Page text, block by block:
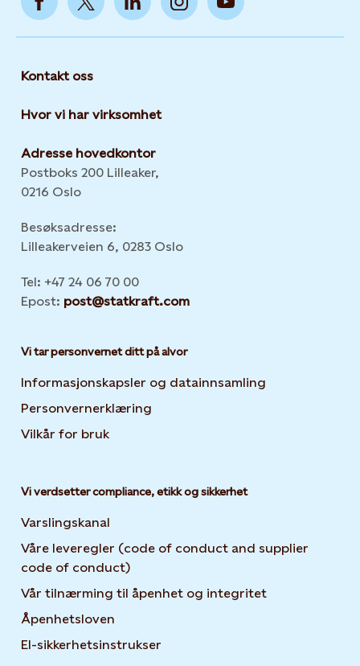
Kontakt oss
Hvor vi har virksomhet
Adresse hovedkontor
Postboks 200 Lilleaker,
0216 Oslo
Besøksadresse:
Lilleakerveien 6, 0283 Oslo
Tel: +47 24 06 70 00
Epost: post@statkraft.com
Vi tar personvernet ditt på alvor
Informasjonskapsler og datainnsamling
Personvernerklæring
Vilkår for bruk
Vi verdsetter compliance, etikk og sikkerhet
Varslingskanal
Våre leveregler (code of conduct and supplier
code of conduct)
Vår tilnærming til åpenhet og integritet
Åpenhetsloven
El-sikkerhetsinstrukser